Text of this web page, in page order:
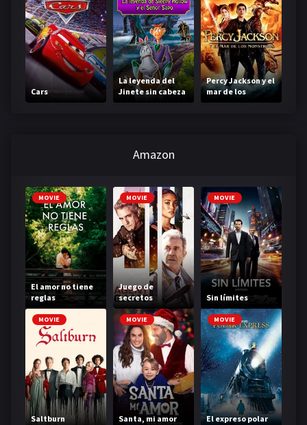
Cars
La leyenda del
Jinete sin cabeza
Percy Jackson y el
mar de los
monstruos
Amazon
MOVIE
El amor no tiene
reglas
MOVIE
Juego de
secretos
MOVIE
Sin límites
MOVIE
Saltburn
MOVIE
Santa, mi amor
MOVIE
El expreso polar